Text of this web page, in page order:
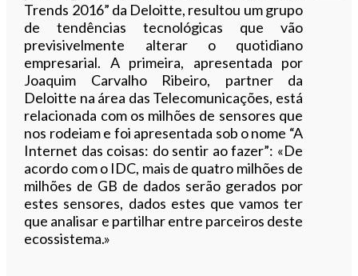
Trends 2016” da Deloitte, resultou um grupo
de tendências tecnológicas que vão
previsivelmente alterar o quotidiano
empresarial. A primeira, apresentada por
Joaquim Carvalho Ribeiro, partner da
Deloitte na área das Telecomunicações, está
relacionada com os milhões de sensores que
nos rodeiam e foi apresentada sob o nome “A
Internet das coisas: do sentir ao fazer”: «De
acordo com o IDC, mais de quatro milhões de
milhões de GB de dados serão gerados por
estes sensores, dados estes que vamos ter
que analisar e partilhar entre parceiros deste
ecossistema.»